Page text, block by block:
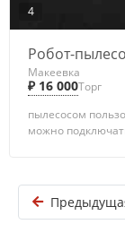
4
Робот-
Макеевка
₽ 16 000Торг
пылесосом
можно